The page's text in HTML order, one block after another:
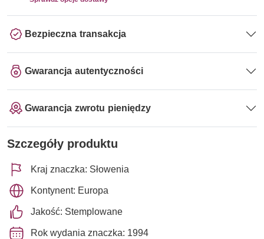
Bezpieczna transakcja
Gwarancja autentyczności
Gwarancja zwrotu pieniędzy
Szczegóły produktu
Kraj znaczka: Słowenia
Kontynent: Europa
Jakość: Stemplowane
Rok wydania znaczka: 1994